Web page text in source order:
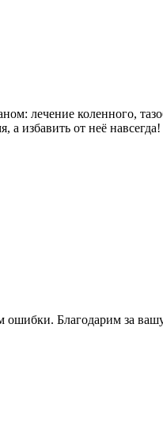
лечение коленного,
избавить от неё навсегда!
ошибки. Благодарим за